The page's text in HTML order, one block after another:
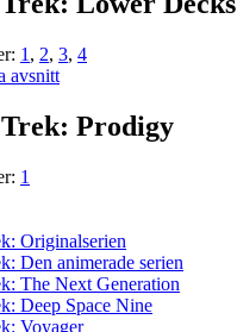
1 , 2, 3, 4
avsnitt
Prodigy
1
Originalserien
Den animerade serien
The Next Generation
Deep Space Nine
Voyager